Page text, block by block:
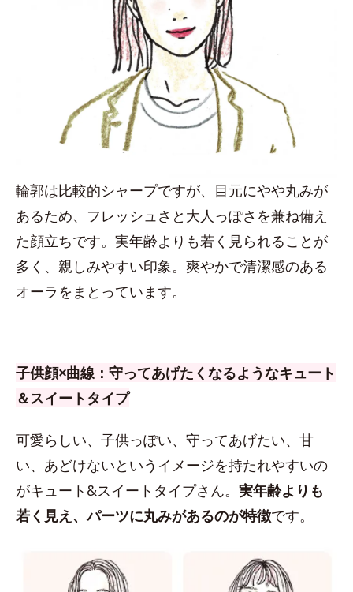
輪郭は比較的シャープですが、目元にやや丸みが
あるため、フレッシュさと大人っぽさを兼ね備え
た顔立ちです。実年齢よりも若く見られることが
多く、親しみやすい印象。爽やかで清潔感のある
オーラをまとっています。
子供顔×曲線：守ってあげたくなるようなキュート
＆スイートタイプ
可愛らしい、子供っぽい、守ってあげたい、甘
い、あどけないというイメージを持たれやすいの
がキュート&スイートタイプさん。 実年齢よりも
若く見え、パーツに丸みがあるのが特徴です。